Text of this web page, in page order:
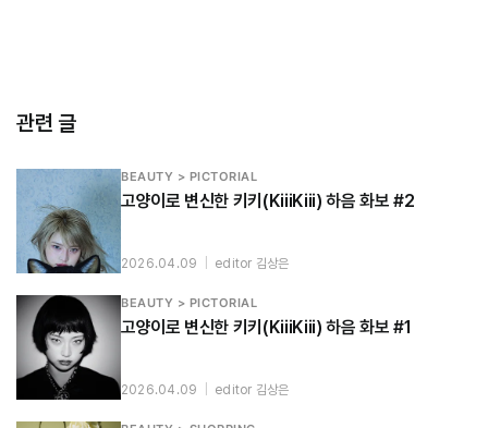
관련 글
BEAUTY > PICTORIAL
고양이로 변신한 키키(KiiiKiii) 하음 화보 #2
2026.04.09 editor 김상은
BEAUTY > PICTORIAL
고양이로 변신한 키키(KiiiKiii) 하음 화보 #1
2026.04.09 editor 김상은